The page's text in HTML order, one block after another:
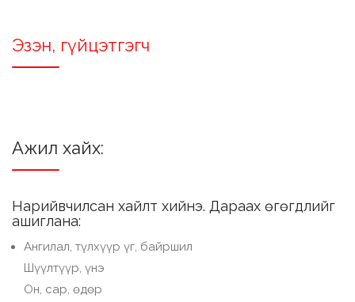
Эзэн, гүйцэтгэгч
Ажил хайх:
Нарийвчилсан хайлт хийнэ. Дараах өгөгдлийг
ашиглана:
Ангилал, түлхүүр үг, байршил
Шүүлтүүр, үнэ
Он, сар, өдөр